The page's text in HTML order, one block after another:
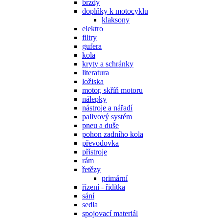
brzdy
doplňky k motocyklu
klaksony
elektro
filtry
gufera
kola
kryty a schránky
literatura
ložiska
motor, skříň motoru
nálepky
nástroje a nářadí
palivový systém
pneu a duše
pohon zadního kola
převodovka
přístroje
rám
řetězy
primární
řízení - řidítka
sání
sedla
spojovací materiál